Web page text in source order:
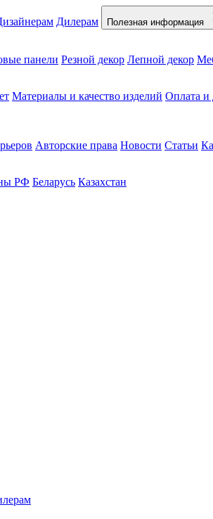
Дилерам Полезная информация
панели Резной декор Лепной декор
Материалы и качество изделий Оплата и
Авторские права Новости Статьи
РФ Беларусь Казахстан